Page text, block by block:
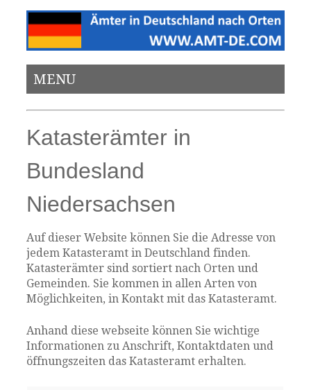
MENU
Katasterämter in
Bundesland
Niedersachsen
Auf dieser Website können Sie die Adresse von
jedem Katasteramt in Deutschland finden.
Katasterämter sind sortiert nach Orten und
Gemeinden. Sie kommen in allen Arten von
Möglichkeiten, in Kontakt mit das Katasteramt.
Anhand diese webseite können Sie wichtige
Informationen zu Anschrift, Kontaktdaten und
öffnungszeiten das Katasteramt erhalten.